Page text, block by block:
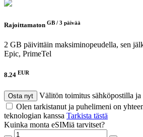
Rajoittamaton GB / 3 päivää
2 GB päivittäin maksiminopeudella, sen
Epic, PrimeTel
8.24 EUR
Osta nyt
Välitön toimitus sähköpostilla ja
Olen tarkistanut ja puhelimeni on
teknologian kanssa Tarkista tästä
Kuinka monta eSIMiä tarvitset?